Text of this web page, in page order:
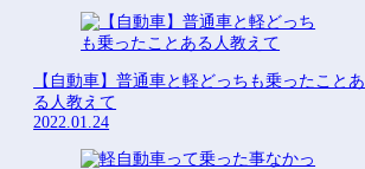
【自動車】普通車と軽どっちも乗ったことあ
る人教えて
2022.01.24